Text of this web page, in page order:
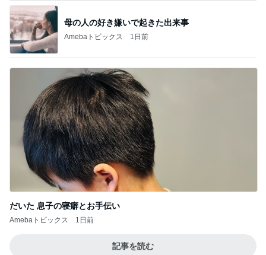
母の人の好き嫌いで起きた出来事
Amebaトピックス 1日前
だいた 息子の寝癖とお手伝い
Amebaトピックス 1日前
記事を読む